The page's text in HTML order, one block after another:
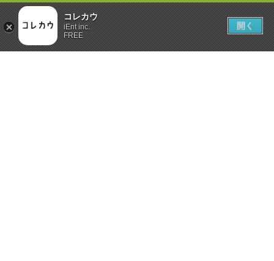
コレカウ
iEnt inc.
FREE
開く